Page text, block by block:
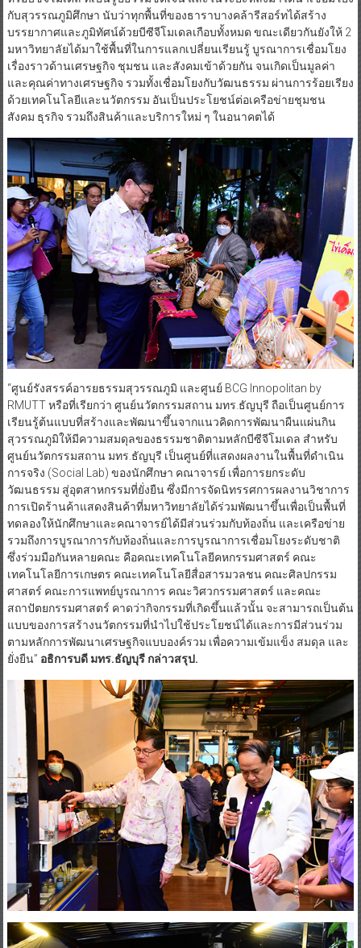
บรรยากาศและภูมิทัศน์ด้วยบีซีจีโมเดลเกือบทั้งหมด ขณะเดียวกันยังให้ 2
มหาวิทยาลัยได้มาใช้พื้นที่ในการแลกเปลี่ยนเรียนรู้ บูรณาการเชื่อมโยง
เรื่องราวด้านเศรษฐกิจ ชุมชน และสังคมเข้าด้วยกัน จนเกิดเป็นมูลค่า
และคุณค่าทางเศรษฐกิจ รวมทั้งเชื่อมโยงกับวัฒนธรรม ผ่านการร้อยเรียง
ด้วยเทคโนโลยีและนวัตกรรม อันเป็นประโยชน์ต่อเครือข่ายชุมชน
สังคม ธุรกิจ รวมถึงสินค้าและบริการใหม่ ๆ ในอนาคตได้
“ศูนย์รังสรรค์อารยธรรมสุวรรณภูมิ และศูนย์ BCG Innopolitan by
RMUTT หรือที่เรียกว่า ศูนย์นวัตกรรมสถาน มทร.ธัญบุรี ถือเป็นศูนย์การ
เรียนรู้ต้นแบบที่สร้างและพัฒนาขึ้นจากแนวคิดการพัฒนาผืนแผ่นกิน
สุวรรณภูมิให้มีความสมดุลของธรรมชาติตามหลักบีซีจีโมเดล สำหรับ
ศูนย์นวัตกรรมสถาน มทร.ธัญบุรี เป็นศูนย์ที่แสดงผลงานในพื้นที่ดำเนิน
การจริง (Social Lab) ของนักศึกษา คณาจารย์ เพื่อการยกระดับ
วัฒนธรรม สู่อุตสาหกรรมที่ยั่งยืน ซึ่งมีการจัดนิทรรศการผลงานวิชาการ
การเปิดร้านค้าแสดงสินค้าที่มหาวิทยาลัยได้ร่วมพัฒนาขึ้นเพื่อเป็นพื้นที่
ทดลองให้นักศึกษาและคณาจารย์ได้มีส่วนร่วมกับท้องถิ่น และเครือข่าย
รวมถึงการบูรณาการกับท้องถิ่นและการบูรณาการเชื่อมโยงระดับชาติ
ซึ่งร่วมมือกันหลายคณะ คือคณะเทคโนโลยีคหกรรมศาสตร์ คณะ
เทคโนโลยีการเกษตร คณะเทคโนโลยีสื่อสารมวลชน คณะศิลปกรรม
ศาสตร์ คณะการแพทย์บูรณาการ คณะวิศวกรรมศาสตร์ และคณะ
สถาปัตยกรรมศาสตร์ คาดว่ากิจกรรมที่เกิดขึ้นแล้วนั้น จะสามารถเป็นต้น
แบบของการสร้างนวัตกรรมที่นำไปใช้ประโยชน์ได้และการมีส่วนร่วม
ตามหลักการพัฒนาเศรษฐกิจแบบองค์รวม เพื่อความเข้มแข็ง สมดุล และ
ยั่งยืน”อธิการบดี มทร.ธัญบุรี กล่าวสรุป.